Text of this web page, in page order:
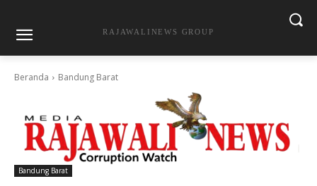
RAJAWALINEWS GROUP
Beranda Bandung Barat
Bandung Barat